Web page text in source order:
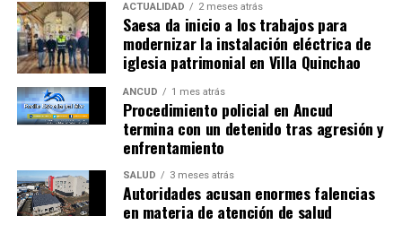
ACTUALIDAD 2 meses atrás
Saesa da inicio a los trabajos para
modernizar la instalación eléctrica de
iglesia patrimonial en Villa Quinchao
ANCUD 1 mes atrás
Procedimiento policial en Ancud
termina con un detenido tras agresión y
enfrentamiento
SALUD 3 meses atrás
Autoridades acusan enormes falencias
en materia de atención de salud